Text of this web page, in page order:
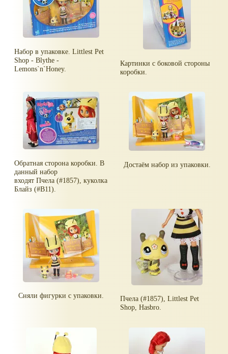
Набор в упаковке. Littlest Pet
Shop - Blythe -
Lemons`n`Honey.
Картинки с боковой стороны
коробки.
Обратная сторона коробки. В
данный набор
входят Пчела (#1857), куколка
Блайз (#B11).
Достаём набор из упаковки.
Сняли фигурки с упаковки.
Пчела (#1857), Littlest Pet
Shop, Hasbro.